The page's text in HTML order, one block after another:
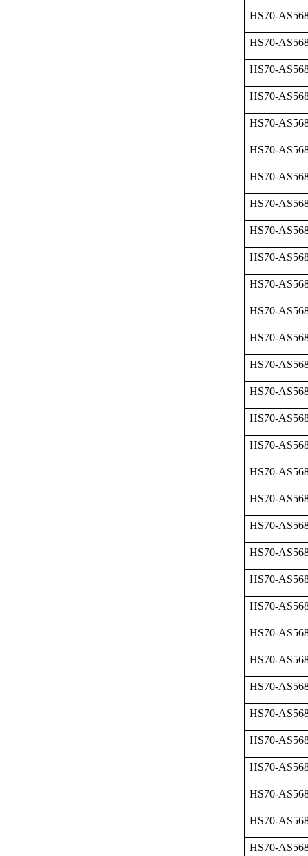
HS70-
HS70-
HS70-
HS70-
HS70-
HS70-
HS70-
HS70-
HS70-
HS70-
HS70-
HS70-
HS70-
HS70-
HS70-
HS70-
HS70-
HS70-
HS70-
HS70-
HS70-
HS70-
HS70-
HS70-
HS70-
HS70-
HS70-
HS70-
HS70-
HS70-
HS70-
HS70-